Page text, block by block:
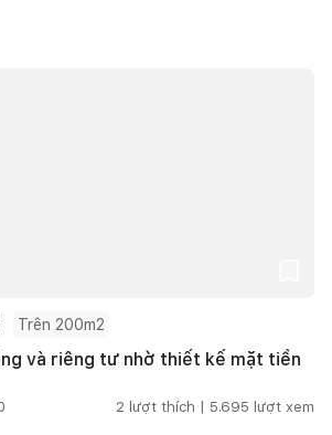
Trên 200m2
và riêng tư nhờ thiết kế mặt tiền
2 lượt thích | 5.695 lượt xem